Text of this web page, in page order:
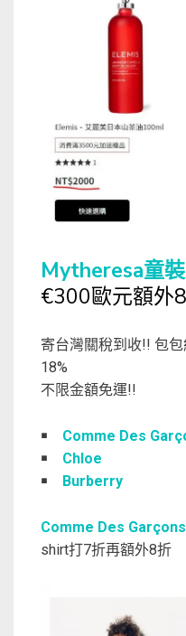
Mytheresa童
€300歐元額外8
寄台灣關稅到收!! 包
18%
不限金額免運!!
￭ Comme Des
￭ Chloe
￭ Burberry
Comme Des
shirt打7折再額外8折